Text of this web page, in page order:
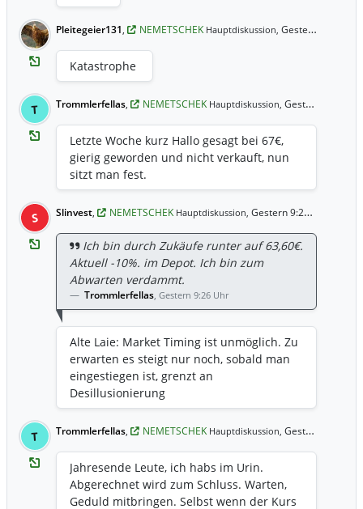
Pleitegeier131, NEMETSCHEK Hauptdiskussion, Gestern 23:38 Uhr
Katastrophe
T Trommlerfellas, NEMETSCHEK Hauptdiskussion, Gestern 9:42 Uhr
Letzte Woche kurz Hallo gesagt bei 67€,
gierig geworden und nicht verkauft, nun
sitzt man fest.
S Slinvest, NEMETSCHEK Hauptdiskussion, Gestern 9:28 Uhr
Ich bin durch Zukäufe runter auf 63,60€.
Aktuell -10%. im Depot. Ich bin zum
Abwarten verdammt.
Trommlerfellas, Gestern 9:26 Uhr
Alte Laie: Market Timing ist unmöglich. Zu
erwarten es steigt nur noch, sobald man
eingestiegen ist, grenzt an
Desillusionierung
T Trommlerfellas, NEMETSCHEK Hauptdiskussion, Gestern 9:28 Uhr
Jahresende Leute, ich habs im Urin.
Abgerechnet wird zum Schluss. Warten,
Geduld mitbringen. Selbst wenn der Kurs